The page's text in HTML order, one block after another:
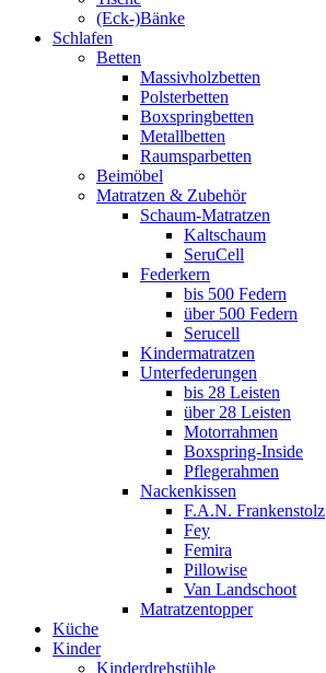
(Eck-)Bänke
Schlafen
Betten
Massivholzbetten
Polsterbetten
Boxspringbetten
Metallbetten
Raumsparbetten
Beimöbel
Matratzen & Zubehör
Schaum-Matratzen
Kaltschaum
SeruCell
Federkern
bis 500 Federn
über 500 Federn
Serucell
Kindermatratzen
Unterfederungen
bis 28 Leisten
über 28 Leisten
Motorrahmen
Boxspring-Inside
Pflegerahmen
Nackenkissen
F.A.N. Frankenstolz
Fey
Femira
Pillowise
Van Landschoot
Matratzentopper
Küche
Kinder
Kinderdrehstühle